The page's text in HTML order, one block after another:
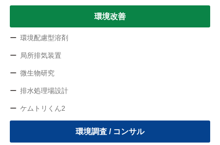
環境改善
環境配慮型溶剤
局所排気装置
微生物研究
排水処理場設計
ケムトリくん2
環境調査 / コンサル